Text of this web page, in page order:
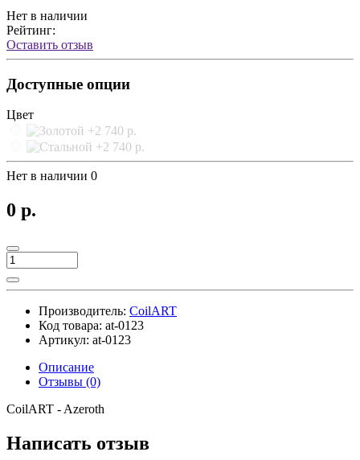
Нет в наличии
Рейтинг:
Оставить отзыв
Доступные опции
Цвет
Нет в наличии 0
0 р.
Производитель: CoilART
Код товара: at-0123
Артикул: at-0123
Описание
Отзывы (0)
CoilART - Azeroth
Написать отзыв